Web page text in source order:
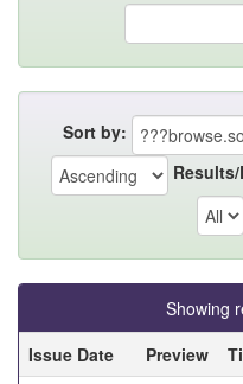
Sort by:
Results/
Showing
Issue Date
Preview